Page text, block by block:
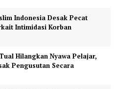
Indonesia Desak Pecat
Intimidasi Korban
Hilangkan Nyawa Pelajar,
Pengusutan Secara